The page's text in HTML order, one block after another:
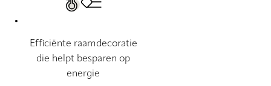
Efficiënte raamdecoratie
die helpt besparen op
energie